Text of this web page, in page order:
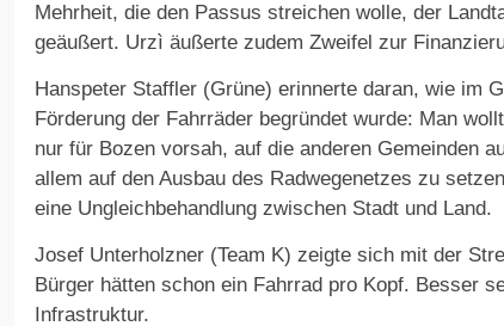
Mehrheit, die den Passus streichen wolle, der
geäußert. Urzì äußerte zudem Zweifel zur
Hanspeter Staffler (Grüne) erinnerte daran, wie im
Förderung der Fahrräder begründet wurde: Man
nur für Bozen vorsah, auf die anderen Gemeinden
allem auf den Ausbau des Radwegenetzes zu
eine Ungleichbehandlung zwischen Stadt und Land.
Josef Unterholzner (Team K) zeigte sich mit der
Bürger hätten schon ein Fahrrad pro Kopf. Besser
Infrastruktur.